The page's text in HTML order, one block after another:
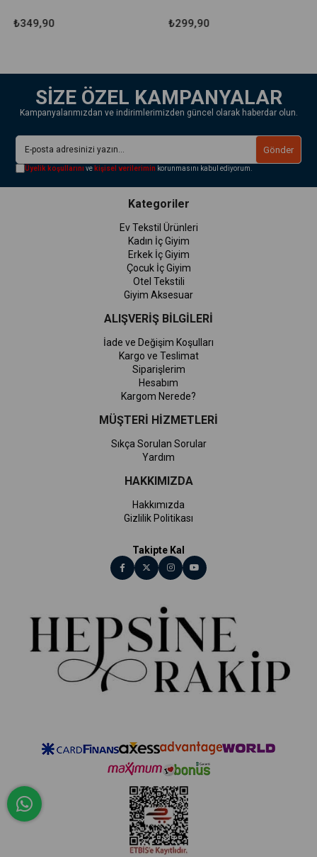
₺349,90 ₺299,90
SİZE ÖZEL KAMPANYALAR
Kampanyalarımızdan ve indirimlerimizden güncel olarak haberdar olun.
Gönder
Üyelik koşullarını ve kişisel verilerimin korunmasını kabul ediyorum.
Kategoriler
Ev Tekstil Ürünleri
Kadın İç Giyim
Erkek İç Giyim
Çocuk İç Giyim
Otel Tekstili
Giyim Aksesuar
ALIŞVERİŞ BİLGİLERİ
İade ve Değişim Koşulları
Kargo ve Teslimat
Siparişlerim
Hesabım
Kargom Nerede?
MÜŞTERİ HİZMETLERİ
Sıkça Sorulan Sorular
Yardım
HAKKIMIZDA
Hakkımızda
Gizlilik Politikası
Takipte Kal